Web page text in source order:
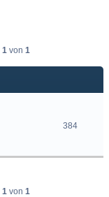
1von 1
384
1von 1